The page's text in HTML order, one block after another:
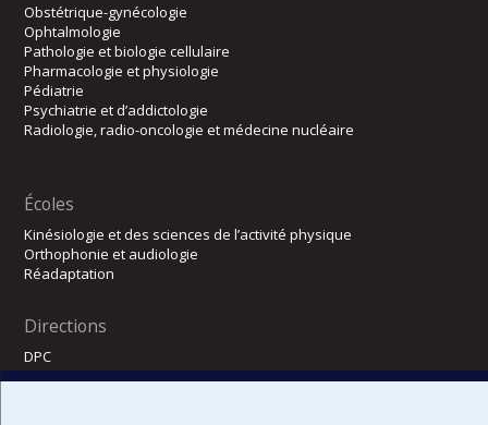
Obstétrique-gynécologie
Ophtalmologie
Pathologie et biologie cellulaire
Pharmacologie et physiologie
Pédiatrie
Psychiatrie et d’addictologie
Radiologie, radio-oncologie et médecine nucléaire
Écoles
Kinésiologie et des sciences de l’activité physique
Orthophonie et audiologie
Réadaptation
Directions
DPC
CPASS